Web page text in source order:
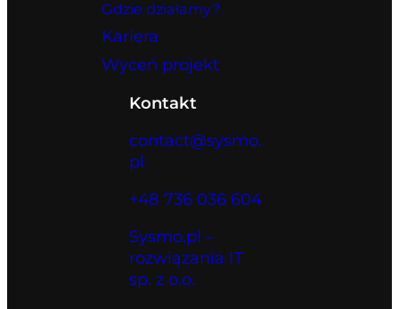
Gdzie działamy?
Kariera
Wyceń projekt
Kontakt
contact@sysmo.
pl
+48 736 036 604
Sysmo.pl –
rozwiązania IT
sp. z o.o.